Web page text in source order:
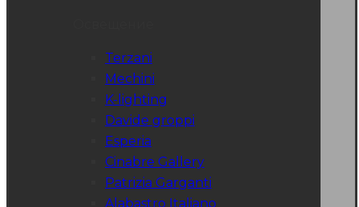
Terzani
Mechini
K-lighting
Davide groppi
Esperia
Cinabre Gallery
Patrizia Garganti
Alabastro Italiano